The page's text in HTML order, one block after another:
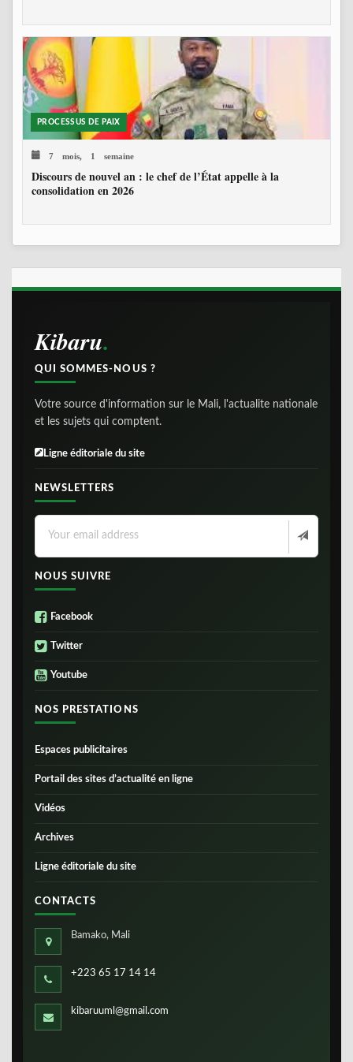
PROCESSUS DE PAIX
7 mois, 1 semaine
Discours de nouvel an : le chef de l’État appelle à la
consolidation en 2026
Kibaru
QUI SOMMES-NOUS ?
Votre source d'information sur le Mali, l'actualite nationale
et les sujets qui comptent.
Ligne éditoriale du site
NEWSLETTERS
NOUS SUIVRE
Facebook
Twitter
Youtube
NOS PRESTATIONS
Espaces publicitaires
Portail des sites d’actualité en ligne
Vidéos
Archives
Ligne éditoriale du site
CONTACTS
Bamako, Mali
+223 65 17 14 14
kibaruuml@gmail.com